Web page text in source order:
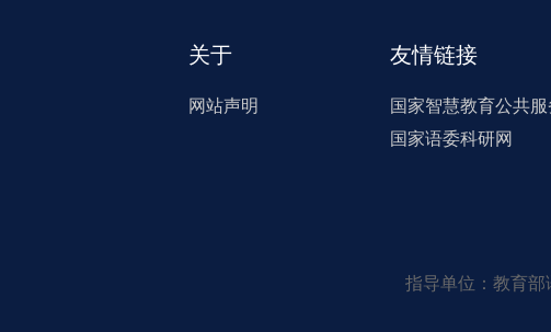
关于
网站声明
友情链接
国家智慧教育公共服
国家语委科研网
指导单位：教育